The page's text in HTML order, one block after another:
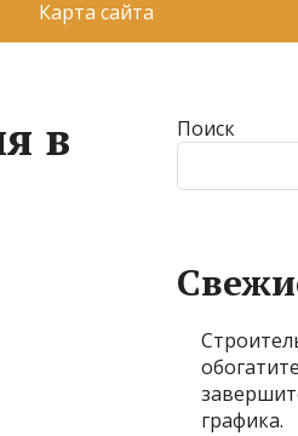
Карта сайта
в
Поиск
графика.